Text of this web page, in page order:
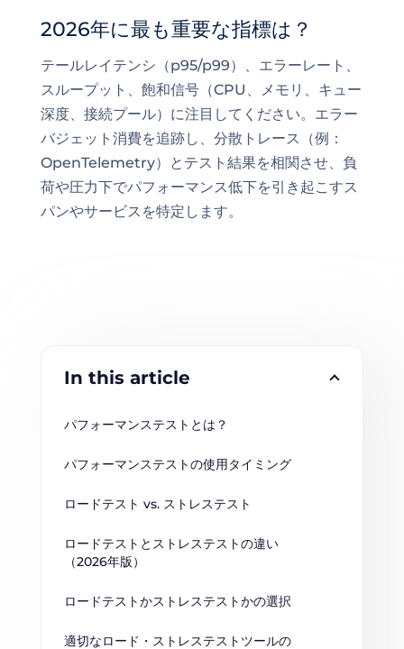
2026年に最も重要な指標は？
テールレイテンシ（p95/p99）、エラーレート、
スループット、飽和信号（CPU、メモリ、キュー
深度、接続プール）に注目してください。エラー
バジェット消費を追跡し、分散トレース（例：
OpenTelemetry）とテスト結果を相関させ、負
荷や圧力下でパフォーマンス低下を引き起こすス
パンやサービスを特定します。
In this article
パフォーマンステストとは？
パフォーマンステストの使用タイミング
ロードテスト vs. ストレステスト
ロードテストとストレステストの違い
（2026年版）
ロードテストかストレステストかの選択
適切なロード・ストレステストツールの